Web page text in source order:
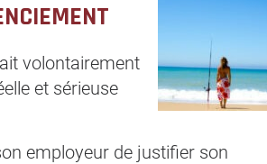
volontairement
et sérieuse
employeur de justifier son